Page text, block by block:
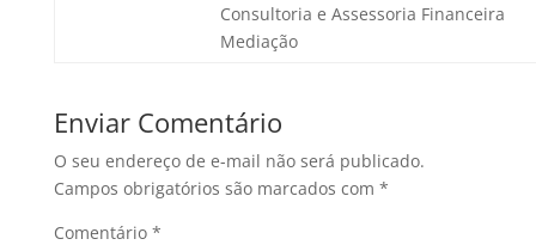
Consultoria e Assessoria Financeira
Mediação
Enviar Comentário
O seu endereço de e-mail não será publicado.
Campos obrigatórios são marcados com *
Comentário *